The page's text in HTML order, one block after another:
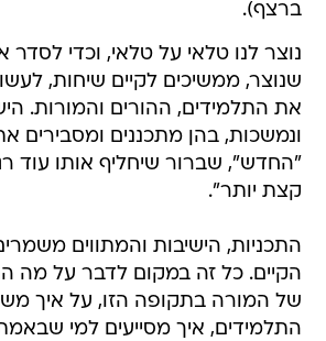
ברצף).
נוצר לנו טלאי על טלאי, וכדי
שנוצר, ממשיכים לקיים שיחות,
את התלמידים, ההורים והמורות.
ונמשכות, בהן מתכננים ומסבירים
"החדש", שברור שיחליף אותו עוד
קצת יותר".
התכניות, הישיבות והמתווים
הקיים. כל זה במקום לדבר על מה
של המורה בתקופה הזו, על איך
התלמידים, איך מסייעים למי